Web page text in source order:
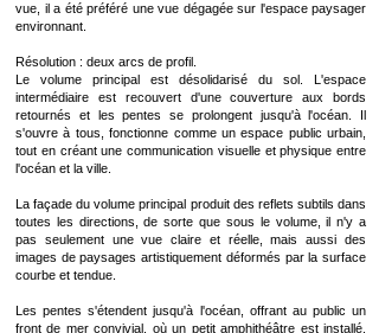
vue, il a été préféré une vue dégagée sur l'espace paysager
environnant.
Résolution : deux arcs de profil.
Le volume principal est désolidarisé du sol. L'espace
intermédiaire est recouvert d'une couverture aux bords
retournés et les pentes se prolongent jusqu'à l'océan. Il
s'ouvre à tous, fonctionne comme un espace public urbain,
tout en créant une communication visuelle et physique entre
l'océan et la ville.
La façade du volume principal produit des reflets subtils dans
toutes les directions, de sorte que sous le volume, il n'y a
pas seulement une vue claire et réelle, mais aussi des
images de paysages artistiquement déformés par la surface
courbe et tendue.
Les pentes s'étendent jusqu'à l'océan, offrant au public un
front de mer convivial, où un petit amphithéâtre est installé.